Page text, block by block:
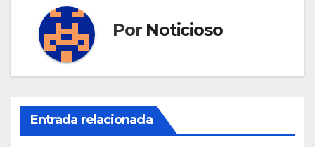
Por Noticioso
Entrada relacionada